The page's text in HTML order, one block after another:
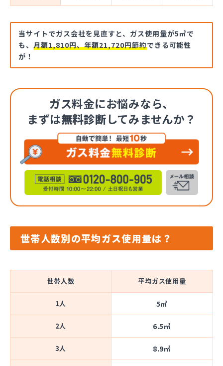
当サイトでガス会社を見直すと、ガス使用量が5㎥で
も、 月額1,810円、年額21,720円節約できる可能性
が！
ガス料金にお悩みなら、
まずは無料診断してみませんか？
世帯人数別の平均ガス使用量は？
世帯人数 平均ガス使用量
1人 5㎥
2人 6.5㎥
3人 8.9㎥